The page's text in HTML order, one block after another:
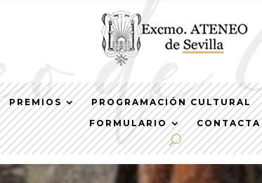
PREMIOS PROGRAMACIÓN CULTURAL
FORMULARIO
CONTACTA